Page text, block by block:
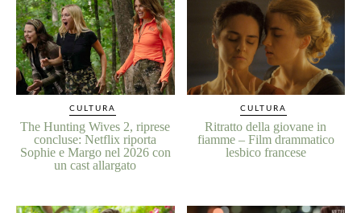
CULTURA
The Hunting Wives 2, riprese
concluse: Netflix riporta
Sophie e Margo nel 2026 con
un cast allargato
CULTURA
Ritratto della giovane in
fiamme – Film drammatico
lesbico francese